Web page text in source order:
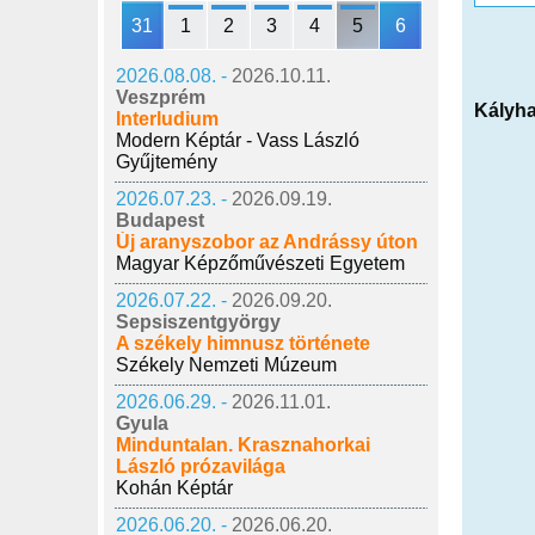
31 1 2 3 4 5 6
2026.08.08. - 2026.10.11.
Veszprém
Interludium
Modern Képtár - Vass László
Gyűjtemény
2026.07.23. - 2026.09.19.
Budapest
Új aranyszobor az Andrássy úton
Magyar Képzőművészeti Egyetem
2026.07.22. - 2026.09.20.
Sepsiszentgyörgy
A székely himnusz története
Székely Nemzeti Múzeum
2026.06.29. - 2026.11.01.
Gyula
Minduntalan. Krasznahorkai
László prózavilága
Kohán Képtár
2026.06.20. - 2026.06.20.